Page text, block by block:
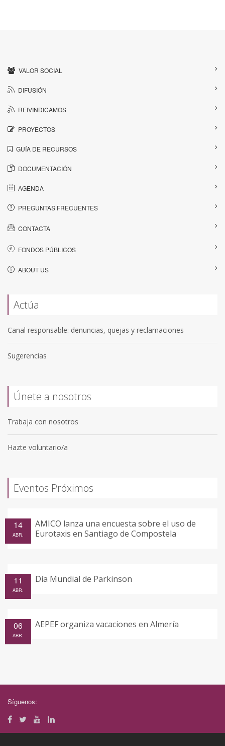
VALOR SOCIAL
DIFUSIÓN
REIVINDICAMOS
PROYECTOS
GUÍA DE RECURSOS
DOCUMENTACIÓN
AGENDA
PREGUNTAS FRECUENTES
CONTACTA
FONDOS PÚBLICOS
ABOUT US
Actúa
Canal responsable: denuncias, quejas y reclamaciones
Sugerencias
Únete a nosotros
Trabaja con nosotros
Hazte voluntario/a
Eventos Próximos
AMICO lanza una encuesta sobre el uso de
Eurotaxis en Santiago de Compostela
14
ABR.
Día Mundial de Parkinson
11
ABR.
AEPEF organiza vacaciones en Almería
06
ABR.
Síguenos: